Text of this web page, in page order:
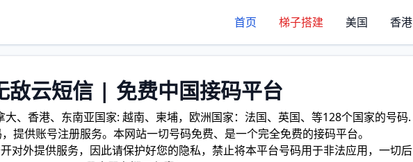
首页 梯子搭建 美国 香港
敌云短信 | 免费中国接码平台
、香港、东南亚国家: 越南、柬埔，欧洲国家：法国、英国、等128个国家的号码.
提供账号注册服务。本网站一切号码免费、是一个完全免费的接码平台。
对外提供服务，因此请保护好您的隐私，禁止将本平台号码用于非法应用，一切后